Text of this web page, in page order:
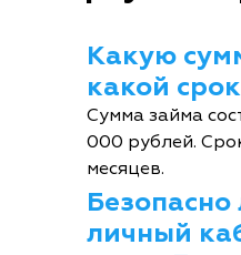
Какую
какой
Сумма займа
000 рублей.
месяцев.
Безопасно
личный